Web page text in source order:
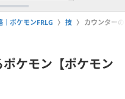
ポケモンFRLG 技 カウンター
ケモン【ポケモン